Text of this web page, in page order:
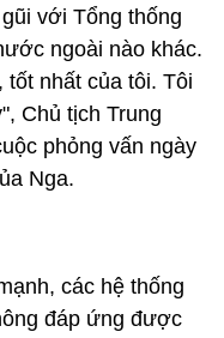
với Tổng thống
ngoài nào khác.
nhất của tôi. Tôi
Chủ tịch Trung
phỏng vấn ngày
Nga.
các hệ thống
đáp ứng được